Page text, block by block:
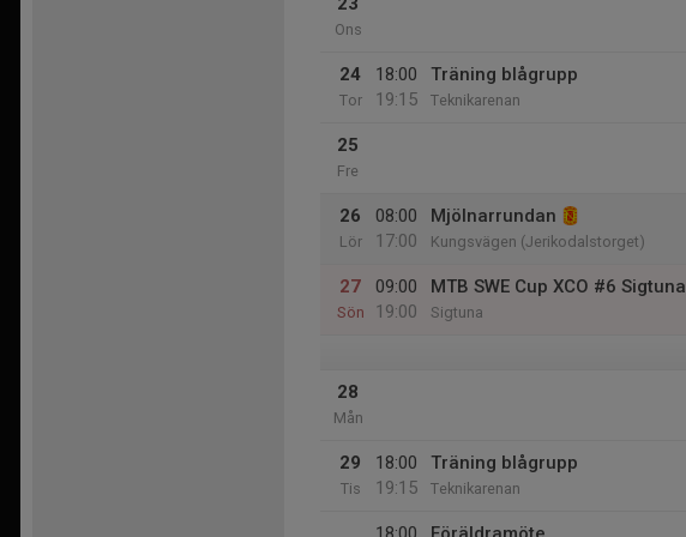
Ons
24
Tor
18:00
19:15
Träning blågrupp
Teknikarenan
25
Fre
26
Lör
08:00
17:00
Mjölnarrundan
Kungsvägen (Jerikodalstorget)
27
Sön
09:00
19:00
MTB SWE Cup XCO #6 Sigtuna
Sigtuna
28
Mån
29
Tis
18:00
19:15
Träning blågrupp
Teknikarenan